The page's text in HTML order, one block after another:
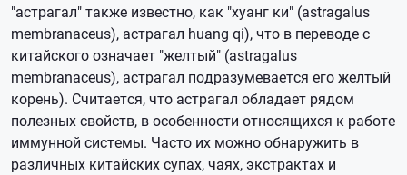
"астрагал" также известно, как "хуанг ки" (astragalus
membranaceus), астрагал huang qi), что в переводе с
китайского означает "желтый" (astragalus
membranaceus), астрагал подразумевается его желтый
корень). Считается, что астрагал обладает рядом
полезных свойств, в особенности относящихся к работе
иммунной системы. Часто их можно обнаружить в
различных китайских супах, чаях, экстрактах и